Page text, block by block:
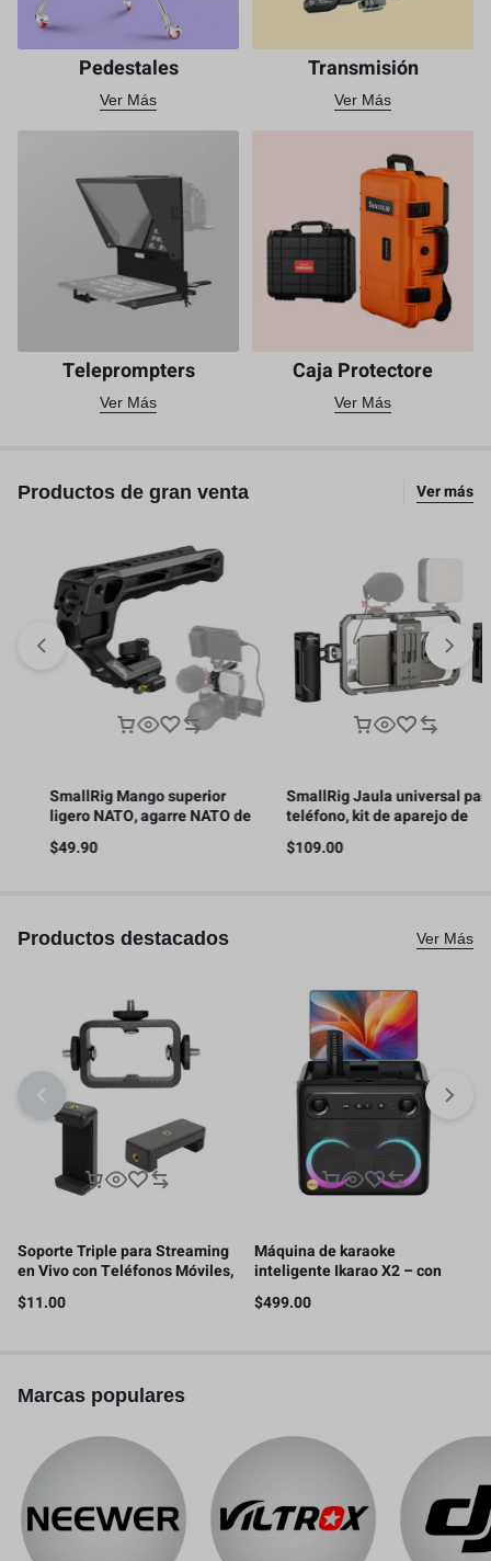
Pedestales
Ver Más
Transmisión
Ver Más
Teleprompters
Ver Más
Caja Protectore
Ver Más
Productos de gran venta Ver más
SmallRig Mango superior
ligero NATO, agarre NATO de
liberación rápida con riel NATO
– 4345
49.90
SmallRig Jaula universal para
teléfono, kit de aparejo de
video para teléfono inteligente
con asas
109.00
Productos destacados Ver Más
Soporte Triple para Streaming
en Vivo con Teléfonos Móviles,
con 2 clips para teléfono
$11.00
Máquina de karaoke
inteligente Ikarao X2 – con
pantalla de letras, tableta de
karaoke de 32GB, 2 micrófonos
$499.00
Marcas populares